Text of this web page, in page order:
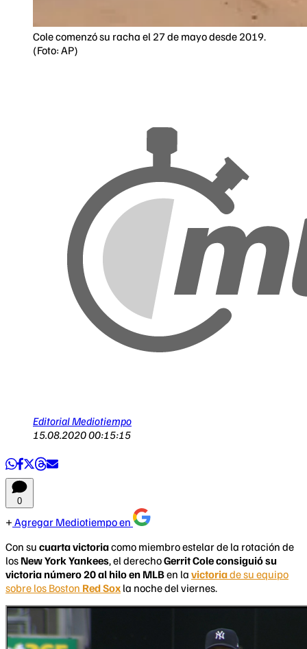
Cole comenzó su racha el 27 de mayo desde 2019.
(Foto: AP)
Editorial Mediotiempo
15.08.2020 00:15:15
0
Agregar Mediotiempo en
Con su cuarta victoriacomo miembro estelar de la rotación de
los New York Yankees, el derechoGerrit Cole consiguió su
victoria número 20 al hilo en MLBen la victoriade su equipo
sobre los Boston Red Sox la noche del viernes.